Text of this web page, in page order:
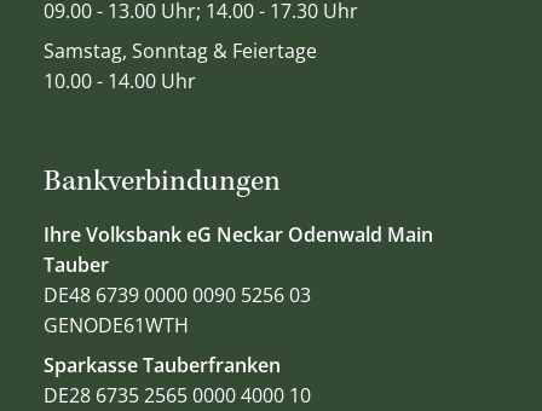
Bankverbindungen
Ihre Volksbank eG Neckar Odenwald Main
Tauber
DE48 6739 0000 0090 5256 03
GENODE61WTH
Sparkasse Tauberfranken
DE28 6735 2565 0000 4000 10
09.00 - 13.00 Uhr; 14.00 - 17.30 Uhr
Samstag, Sonntag & Feiertage
10.00 - 14.00 Uhr